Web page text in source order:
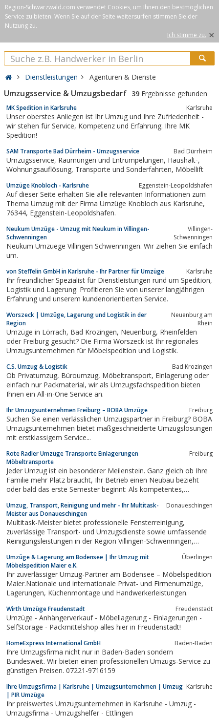
Region-Schwarzwald.com verwendet Cookies, um Ihnen den bestmöglichen
Service zu bieten. Wenn Sie auf der Seite weitersurfen stimmen Sie der
Nutzung zu.
Ich stimme zu. ×
Dienstleistungen Agenturen & Dienste
Umzugsservice & Umzugsbedarf 39 Ergebnisse gefunden
MK Spedition in Karlsruhe Karlsruhe
Unser oberstes Anliegen ist Ihr Umzug und Ihre Zufriedenheit -
wir stehen für Service, Kompetenz und Erfahrung. Ihre MK
Spedition!
SAM Transporte Bad Dürrheim - Umzugsservice Bad Dürrheim
Umzugsservice, Räumungen und Entrümpelungen, Haushalt-,
Wohnungsauflösung, Transporte und Sonderfahrten, Möbellift
Umzüge Knobloch - Karlsruhe Eggenstein-Leopoldshafen
Auf dieser Seite erhalten Sie alle relevanten Informationen zum
Thema Umzug mit der Firma Umzüge Knobloch aus Karlsruhe,
76344, Eggenstein-Leopoldshafen.
Neukum Umzüge - Umzug mit Neukum in Villingen-
Schwenningen
Villingen-
Schwenningen
Neukum Umzuege Villingen Schwenningen. Wir ziehen Sie einfach
um.
von Steffelin GmbH in Karlsruhe - Ihr Partner für Umzüge Karlsruhe
Ihr freundlicher Spezialist für Dienstleistungen rund um Spedition,
Logistik und Lagerung. Profitieren Sie von unserer langjährigen
Erfahrung und unserem kundenorientierten Service.
Worszeck | Umzüge, Lagerung und Logistik in der
Region
Neuenburg am
Rhein
Umzüge in Lörrach, Bad Krozingen, Neuenburg, Rheinfelden
oder Freiburg gesucht? Die Firma Worszeck ist Ihr regionales
Umzugsunternehmen für Möbelspedition und Logistik.
C.S. Umzug & Logistik Bad Krozingen
Ob Privatumzug, Büroumzug, Möbeltransport, Einlagerung oder
einfach nur Packmaterial, wir als Umzugsfachspedition bieten
Ihnen ein All-in-One Service an.
Ihr Umzugsunternehmen Freiburg – BOBA Umzüge Freiburg
Suchen Sie einen verlässlichen Umzugspartner in Freiburg? BOBA
Umzugsunternehmen bietet maßgeschneiderte Umzugslösungen
mit erstklassigem Service...
Rote Radler Umzüge Transporte Einlagerungen
Möbeltransporte
Freiburg
Jeder Umzug ist ein besonderer Meilenstein. Ganz gleich ob Ihre
Familie mehr Platz braucht, Ihr Betrieb einen Neubau bezieht
oder bald das erste Semester beginnt: Als kompetentes,
reibungslos, termintreu und so angenehm wie möglich verläuft.
Umzug, Transport, Reinigung und mehr - Ihr Multitask-
Meister aus Donaueschingen
Donaueschingen
Multitask-Meister bietet professionelle Fensterreinigung,
zuverlässige Transport- und Umzugsdienste sowie umfassende
Reinigungsleistungen in der Region Villingen-Schwenningen,
Umgebung. Unser erfahrenes Team sorgt für effiziente
Lösungen, die perfekt auf Ihre Bedürfnisse...
Umzüge & Lagerung am Bodensee | Ihr Umzug mit
Möbelspedition Maier e.K.
Überlingen
Ihr zuverlässiger Umzug-Partner am Bodensee – Möbelspedition
Maier.Nationale und internationale Privat- und Firmenumzüge,
Lagerungen, Küchenmontage und Handwerkerleistungen.
Wirth Umzüge Freudenstadt Freudenstadt
Umzüge - Anhängerverkauf - Möbellagerung - Einlagerungen -
SelfStorage - Packmittelshop alles hier in Freudenstadt!
HomeExpress International GmbH Baden-Baden
Ihre Umzugsfirma nicht nur in Baden-Baden sondern
Bundesweit. Wir bieten einen professionellen Umzugs-Service zu
günstigen Preisen. 07221-9716159
Ihre Umzugsfirma | Karlsruhe | Umzugsunternehmen | Umzug
| PIR Umzüge
Karlsruhe
Ihr preiswertes Umzugsunternehmen in Karlsruhe - Umzug -
Umzugsfirma - Umzugshelfer - Ettlingen